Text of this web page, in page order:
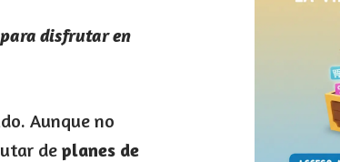
para disfrutar en
Aunque no
de planes de